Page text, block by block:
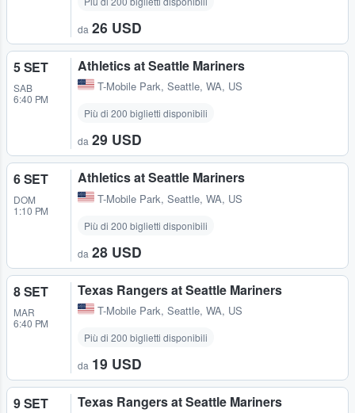
da 26 USD
5 SET
SAB
6:40 PM
Athletics at Seattle Mariners
T-Mobile Park, Seattle, WA, US
Più di 200 biglietti disponibili
da 29 USD
6 SET
DOM
1:10 PM
Athletics at Seattle Mariners
T-Mobile Park, Seattle, WA, US
Più di 200 biglietti disponibili
da 28 USD
8 SET
MAR
6:40 PM
Texas Rangers at Seattle Mariners
T-Mobile Park, Seattle, WA, US
Più di 200 biglietti disponibili
da 19 USD
9 SET Texas Rangers at Seattle Mariners